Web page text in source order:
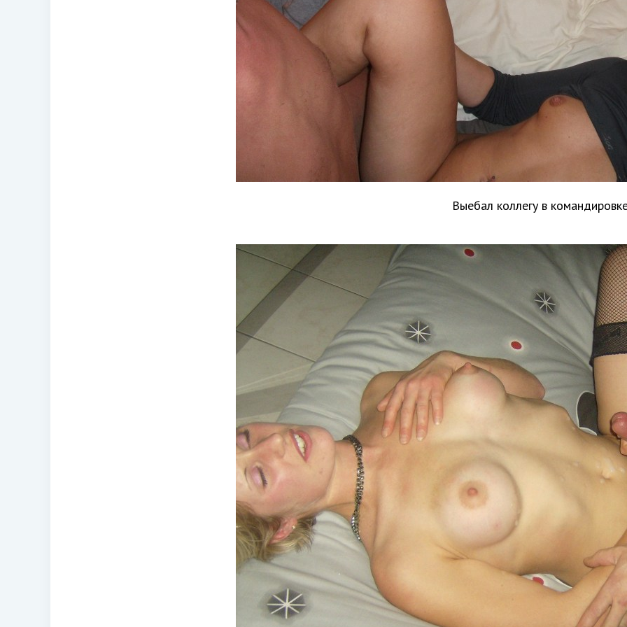
Выебал коллегу в